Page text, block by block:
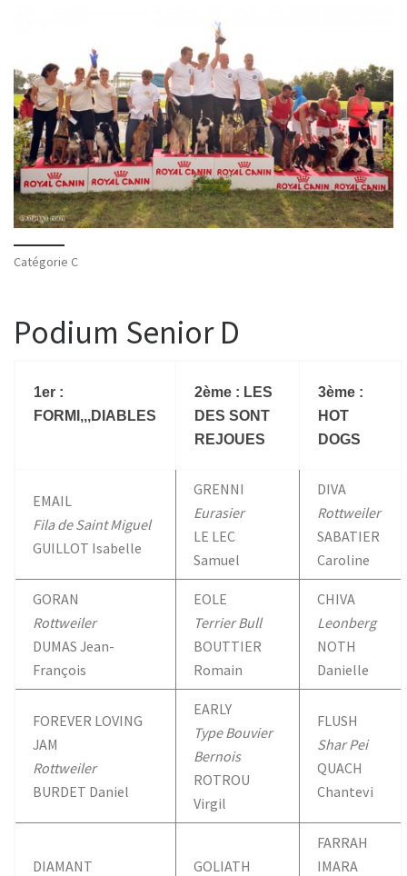
Catégorie C
Podium Senior D
1er :
FORMI,,,DIABLES
2ème : LES
DES SONT
REJOUES
3ème :
HOT
DOGS
EMAIL
Fila de Saint Miguel
GUILLOT Isabelle
GRENNI
Eurasier
LE LEC
Samuel
DIVA
Rottweiler
SABATIER
Caroline
GORAN
Rottweiler
DUMAS Jean-
François
EOLE
Terrier Bull
BOUTTIER
Romain
CHIVA
Leonberg
NOTH
Danielle
FOREVER LOVING
JAM
Rottweiler
BURDET Daniel
EARLY
Type Bouvier
Bernois
ROTROU
Virgil
FLUSH
Shar Pei
QUACH
Chantevi
DIAMANT
GOLIATH
FARRAH
IMARA